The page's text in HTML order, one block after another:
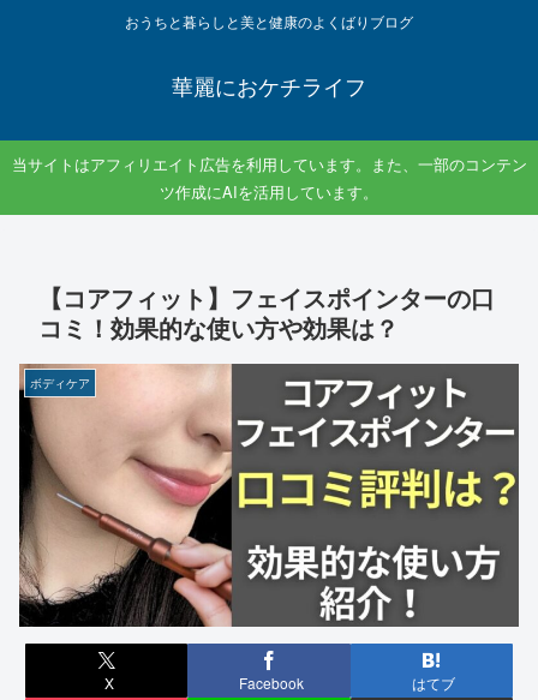
おうちと暮らしと美と健康のよくばりブログ
華麗におケチライフ
当サイトはアフィリエイト広告を利用しています。また、一部のコンテン
ツ作成にAIを活用しています。
【コアフィット】フェイスポインターの口
コミ！効果的な使い方や効果は？
ボディケア
X Facebook はてブ